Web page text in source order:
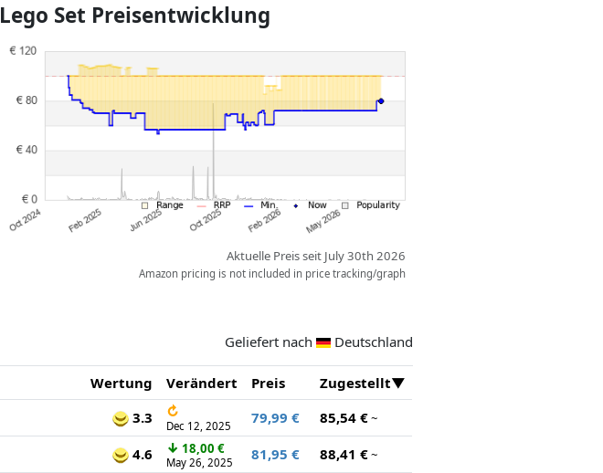
Winkel gibt es faszinierende Details und Überraschungen zu
entdecken, beispielsweise mit Bienen und Marienkäfern
bedruckte Steinchen. Und die Blumen und Bäume sind echten
Pflanzenarten nachempfunden. Ein Samentütchen, eine
Gießkanne, ein Kompostbehälter und ein Garnknäuel sind nur
einige der coolen Zubehörelemente.
Man kann die Bienenstöcke aufklappen, um die Honigwaben
herauszuholen und zu entdecken, wie Honig gemacht wird. Ein
Imkerhut und ein Smoker schützen die Imker.Kümmere dich um
die Blumen und geh dann ins Haus, um dir das Schlafzimmer
oder den Laden anzusehen, in dem die Großeltern Samen,
Kerzen, Honigwaben und Honig verkaufen.
Lego Set Preisentwicklung
Aktuelle Preis seit July 30th 2026
Amazon pricing is not included in price tracking/graph
Geliefert nach Deutschland
Wertung Verändert Preis
Zugestellt
3.3 ↻
Dec 12, 2025 79,99 € 85,54 €~
4.6 ↓ 18,00 €
May 26, 2025 81,95 € 88,41 €~